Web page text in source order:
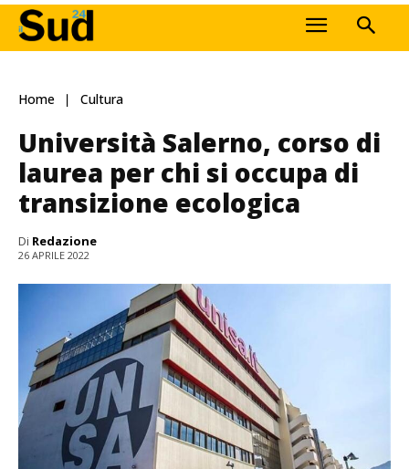
Home Cultura
Università Salerno, corso di
laurea per chi si occupa di
transizione ecologica
Di Redazione
26 APRILE 2022